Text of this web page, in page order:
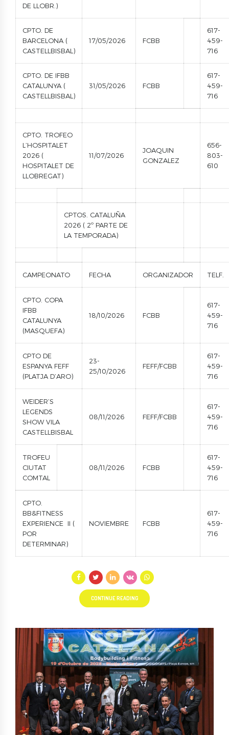
DE LLOBR.)
CPTO. DE
BARCELONA (
CASTELLBISBAL)
17/05/2026 FCBB
617-
459-
716
CPTO. DE IFBB
CATALUNYA (
CASTELLBISBAL)
31/05/2026 FCBB
617-
459-
716
CPTO. TROFEO
L’HOSPITALET
2026 (
HOSPITALET DE
LLOBREGAT)
11/07/2026
JOAQUIN
GONZALEZ
656-
803-
610
CPTOS. CATALUÑA
2026 ( 2º PARTE DE
LA TEMPORADA)
CAMPEONATO FECHA ORGANIZADOR TELF.
CPTO. COPA
IFBB
CATALUNYA
(MASQUEFA)
18/10/2026 FCBB
617-
459-
716
CPTO DE
ESPANYA FEFF
(PLATJA D’ARO)
23-
25/10/2026
FEFF/FCBB
617-
459-
716
WEIDER’S
LEGENDS
SHOW VILA
CASTELLBISBAL
08/11/2026 FEFF/FCBB
617-
459-
716
TROFEU
CIUTAT
COMTAL
08/11/2026 FCBB
617-
459-
716
CPTO.
BB&FITNESS
EXPERIENCE II (
POR
DETERMINAR)
NOVIEMBRE FCBB
617-
459-
716
CONTINUE READING